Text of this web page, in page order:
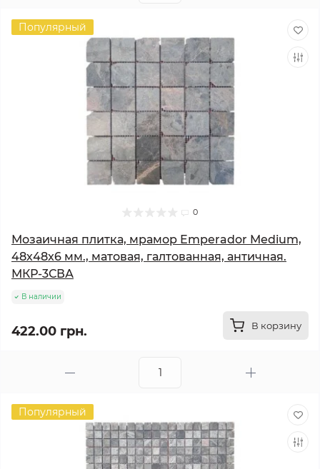
Популярный
0
Мозаичная плитка, мрамор Emperador Medium,
48х48x6 мм., матовая, галтованная, античная.
МКР-3СВА
В наличии
422.00 грн. В корзину
Популярный